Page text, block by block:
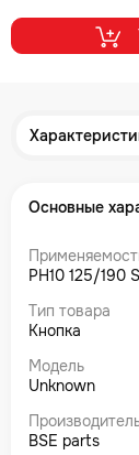
Основные
PH10 125/190
Тип товара
Кнопка
Модель
Unknown
BSE parts